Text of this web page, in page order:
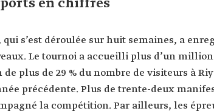
en chiffres
qui s’est déroulée sur huit semaines, a
Le tournoi a accueilli plus d’un
plus de 29 % du nombre de visiteurs à
précédente. Plus de trente-deux
la compétition. Par ailleurs, les